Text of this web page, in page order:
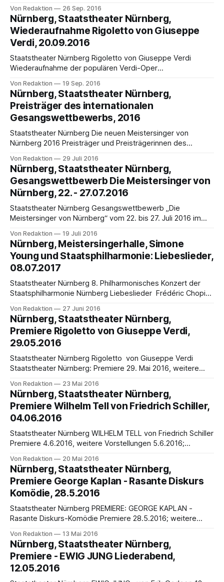
läutet Boris Godunow die neue Spielzeit im Opernhaus ein.
Für Regisseur Peter Konwitschny ist es die erste „Boris“-
Inszenierung seiner langen Karriere. Die Premiere wird live
Von Redaktion 26 Sep. 2016
Nürnberg, Staatstheater Nürnberg,
Wiederaufnahme Rigoletto von Giuseppe
Verdi, 20.09.2016
Staatstheater Nürnberg Rigoletto von Giuseppe Verdi
Wiederaufnahme der populären Verdi-Oper
24.9.2016, 14.10.2016, 16.10.2016, 23.10.2016, 30.10.2016,
3.11.2016Die vielbeachtete Neuinszenierung von Verdis
Rigoletto aus der zurückliegenden Spielzeit ist wieder ab
Dienstag, 20.
Von Redaktion 19 Sep. 2016
Nürnberg, Staatstheater Nürnberg,
Preisträger des internationalen
Gesangswettbewerbs, 2016
Staatstheater Nürnberg Die neuen Meistersinger von
Nürnberg 2016 Preisträger und Preisträgerinnen des
Kataeva, Jordan Shanahan, Sunghyun Kim, Junmo Yang und
Rocío Pérez Die Preisträger und Preisträgerinnen des
internationalen Gesangswettbewerbs „Die Meistersinger
von Nürnberg“ 2016 sind gekürt. 12 Sänger*innen standen
im Finale, das gestern Abend als
Von Redaktion 29 Juli 2016
Nürnberg, Staatstheater Nürnberg,
Gesangswettbewerb Die Meistersinger von
Nürnberg, 22. - 27.07.2016
Staatstheater Nürnberg Gesangswettbewerb „Die
Meistersinger von Nürnberg“ vom 22. bis 27. Juli 2016 im
geöffnet - das Staatstheater Nürnberg richtet zum ersten
Mal den internationalen Gesangswettbewerb „Die
Meistersinger von Nürnberg“ aus, dessen Schirmherr
Nürnbergs Oberbürgermeister Dr. Ulrich Maly ist. Das große
Finale findet als Galakonzert am
Von Redaktion 19 Juli 2016
Nürnberg, Meistersingerhalle, Simone
Young und Staatsphilharmonie: Liebeslieder,
08.07.2017
Staatstheater Nürnberg 8. Philharmonisches Konzert der
Staatsphilharmonie Nürnberg Liebeslieder Frédéric Chopin
Turangalîla-Sinfonie 08.07.2016 - 20:00 Uhr Die
Staatsphilharmonie Nürnberg ist das große Orchester der
Metropolregion Nürnberg und das zweitgrößte Opern- und
Konzertorchester in Bayern. Neben circa 150 Opern-
Von Redaktion 27 Juni 2016
Nürnberg, Staatstheater Nürnberg,
Premiere Rigoletto von Giuseppe Verdi,
29.05.2016
Staatstheater Nürnberg Rigoletto von Giuseppe Verdi
Staatstheater Nürnberg: Premiere 29. Mai 2016, weitere
4.7.2016; 10.7.2016; 22.7.2016 Am Sonntag, 29. Mai 2016, 19
Uhr, feiert das Staatstheater Nürnberg mit Giuseppe Verdis
Meisterwerk
Von Redaktion 23 Mai 2016
Nürnberg, Staatstheater Nürnberg,
Premiere Wilhelm Tell von Friedrich Schiller,
04.06.2016
Staatstheater Nürnberg WILHELM TELL von Friedrich Schiller
Premiere 4.6.2016, weitere Vorstellungen 5.6.2016;
22.6.2016; 24.6.2016; 3.7.2016; 14.7.2016; 23.7.2016
Schillers Schauspiel Wilhelm Tell
Von Redaktion 20 Mai 2016
Nürnberg, Staatstheater Nürnberg,
Premiere George Kaplan - Rasante Diskurs
Komödie, 28.5.2016
Staatstheater Nürnberg PREMIERE: GEORGE KAPLAN -
Rasante Diskurs-Komödie Premiere 28.5.2016; weitere
16.6.2016, 18.6.2016, 3.7.2016, 6.7.2016, 9.7.2016,
14.7.2016, 16.7.2016,
Von Redaktion 13 Mai 2016
Nürnberg, Staatstheater Nürnberg,
Premiere - EWIG JUNG Liederabend,
12.05.2016